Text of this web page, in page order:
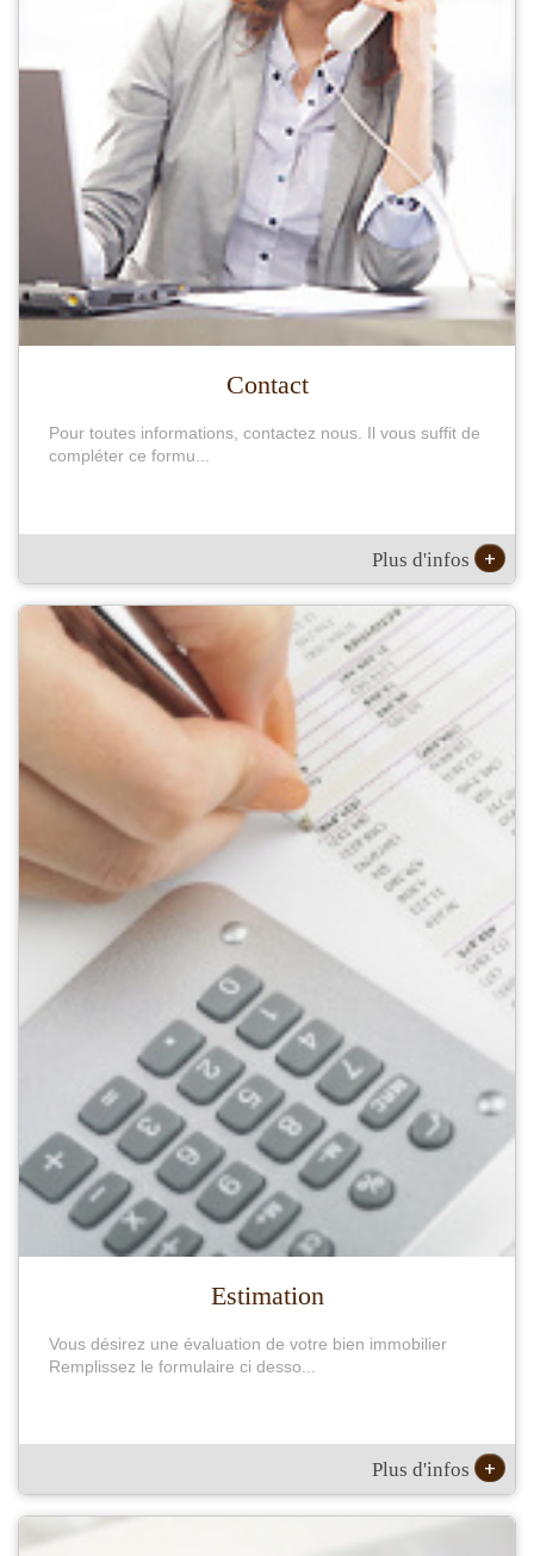
Contact
Pour toutes informations, contactez nous. Il vous suffit de
compléter ce formu...
Plus d'infos +
Estimation
Vous désirez une évaluation de votre bien immobilier
Remplissez le formulaire ci desso...
Plus d'infos +